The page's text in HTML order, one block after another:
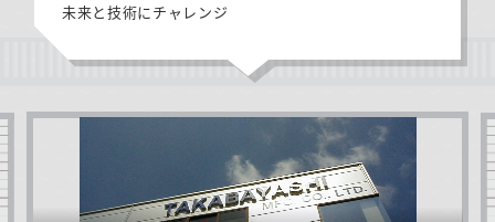
未来と技術にチャレンジ